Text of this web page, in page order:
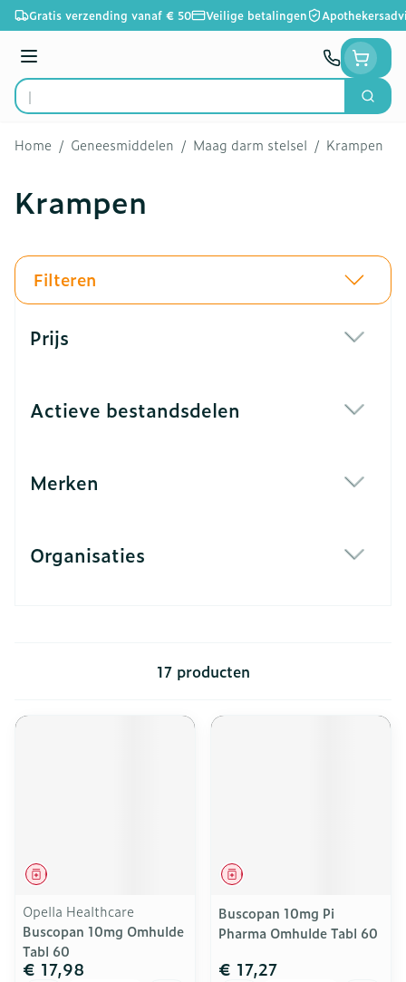
Ga naar de inhoud
Gratis verzending vanaf € 50 Veilige betalingen
Menu
Product, merk, categorie...
Zoek
Home / Geneesmiddelen / Maag darm stelsel / Krampen
Krampen
Filteren
Prijs
Actieve bestandsdelen
Merken
Organisaties
17producten
Geneesmiddel
Opella Healthcare
Buscopan 10mg Omhulde
Tabl 60
€ 17,98
Geneesmiddel
Buscopan 10mg Pi
Pharma Omhulde Tabl 60
€ 17,27